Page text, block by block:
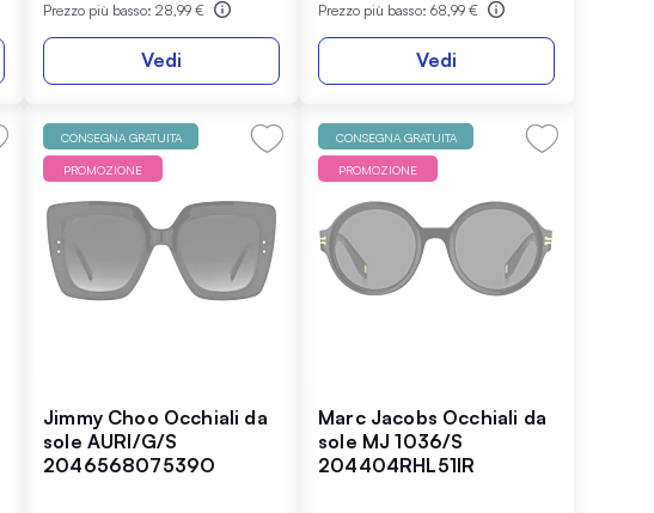
Prezzo più basso: 28,99 €
Vedi
Prezzo più basso: 68,99 €
Vedi
CONSEGNA GRATUITA
PROMOZIONE
Jimmy Choo Occhiali da
sole AURI/G/S
204656807539O
CONSEGNA GRATUITA
PROMOZIONE
Marc Jacobs Occhiali da
sole MJ 1036/S
204404RHL51IR